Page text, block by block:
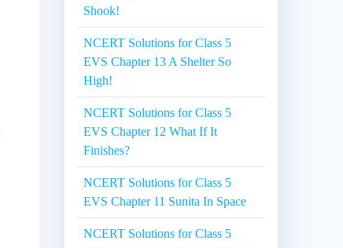
Shook!
NCERT Solutions for Class 5
EVS Chapter 13 A Shelter So
High!
NCERT Solutions for Class 5
EVS Chapter 12 What If It
Finishes?
NCERT Solutions for Class 5
EVS Chapter 11 Sunita In Space
NCERT Solutions for Class 5